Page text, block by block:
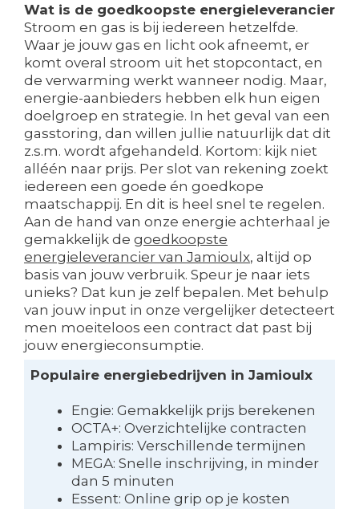
Wat is de goedkoopste energieleverancier
Stroom en gas is bij iedereen hetzelfde.
Waar je jouw gas en licht ook afneemt, er
komt overal stroom uit het stopcontact, en
de verwarming werkt wanneer nodig. Maar,
energie-aanbieders hebben elk hun eigen
doelgroep en strategie. In het geval van een
gasstoring, dan willen jullie natuurlijk dat dit
z.s.m. wordt afgehandeld. Kortom: kijk niet
alléén naar prijs. Per slot van rekening zoekt
iedereen een goede én goedkope
maatschappij. En dit is heel snel te regelen.
Aan de hand van onze energie achterhaal je
gemakkelijk de goedkoopste
energieleverancier van Jamioulx, altijd op
basis van jouw verbruik. Speur je naar iets
unieks? Dat kun je zelf bepalen. Met behulp
van jouw input in onze vergelijker detecteert
men moeiteloos een contract dat past bij
jouw energieconsumptie.
Populaire energiebedrijven in Jamioulx
Engie: Gemakkelijk prijs berekenen
OCTA+: Overzichtelijke contracten
Lampiris: Verschillende termijnen
MEGA: Snelle inschrijving, in minder
dan 5 minuten
Essent: Online grip op je kosten